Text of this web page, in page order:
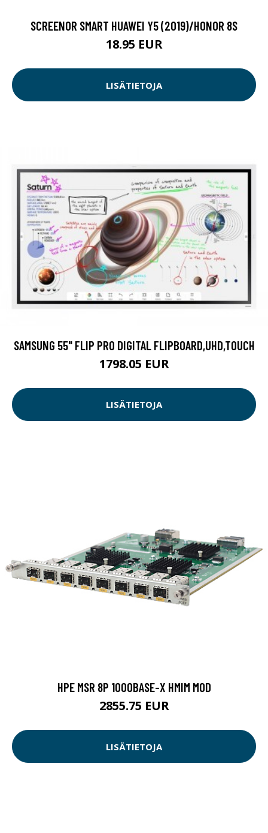
SCREENOR SMART HUAWEI Y5 (2019)/HONOR 8S
18.95 EUR
LISÄTIETOJA
SAMSUNG 55" FLIP PRO DIGITAL FLIPBOARD,UHD,TOUCH
1798.05 EUR
LISÄTIETOJA
HPE MSR 8P 1000BASE-X HMIM MOD
2855.75 EUR
LISÄTIETOJA